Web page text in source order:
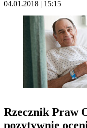
04.01.2018 | 15:15
Rzecznik Praw
pozytywnie